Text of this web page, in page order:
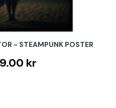
- STEAMPUNK POSTER
kr